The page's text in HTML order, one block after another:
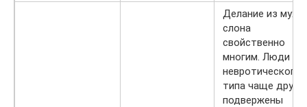
Делание из мухи
слона
свойственно
многим. Люди
невротического
типа чаще других
подвержены